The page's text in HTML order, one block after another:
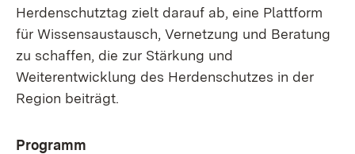
Herdenschutztag zielt darauf ab, eine Plattform
für Wissensaustausch, Vernetzung und Beratung
zu schaffen, die zur Stärkung und
Weiterentwicklung des Herdenschutzes in der
Region beiträgt.
Programm